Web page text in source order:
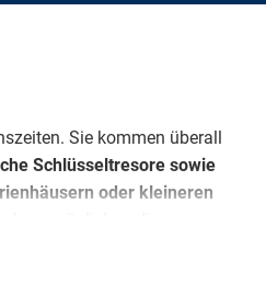
Sie kommen überall
Schlüsseltresore sowie
oder kleineren